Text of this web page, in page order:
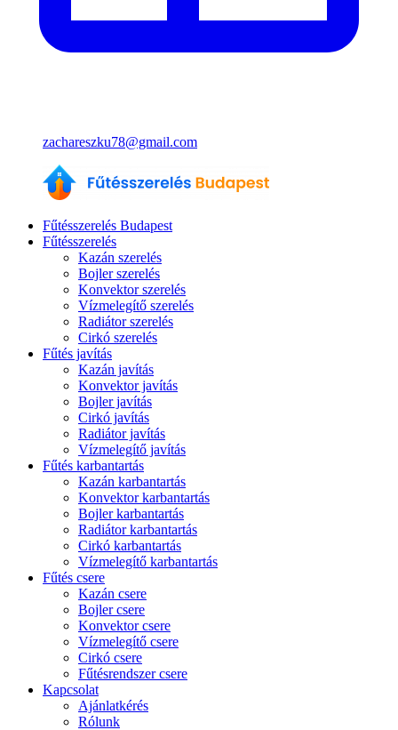
zachareszku78@gmail.com
Fűtésszerelés Budapest
Fűtésszerelés
Kazán szerelés
Bojler szerelés
Konvektor szerelés
Vízmelegítő szerelés
Radiátor szerelés
Cirkó szerelés
Fűtés javítás
Kazán javítás
Konvektor javítás
Bojler javítás
Cirkó javítás
Radiátor javítás
Vízmelegítő javítás
Fűtés karbantartás
Kazán karbantartás
Konvektor karbantartás
Bojler karbantartás
Radiátor karbantartás
Cirkó karbantartás
Vízmelegítő karbantartás
Fűtés csere
Kazán csere
Bojler csere
Konvektor csere
Vízmelegítő csere
Cirkó csere
Fűtésrendszer csere
Kapcsolat
Ajánlatkérés
Rólunk